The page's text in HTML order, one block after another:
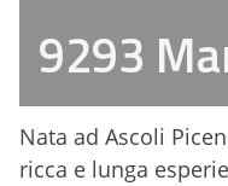
9293
Nata ad Ascoli
ricca e lunga